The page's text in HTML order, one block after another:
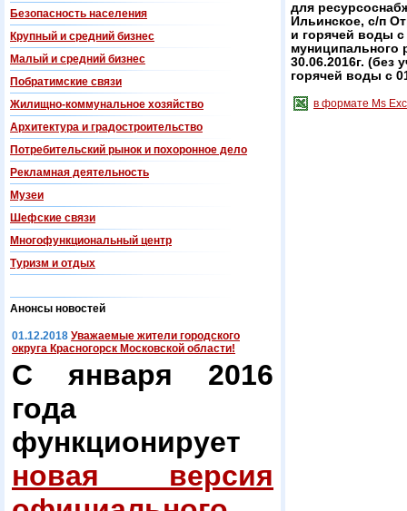
Безопасность населения
Крупный и средний бизнес
Малый и средний бизнес
Побратимские связи
Жилищно-коммунальное хозяйство
Архитектура и градостроительство
Потребительский рынок и похоронное дело
Рекламная деятельность
Музеи
Шефские связи
Многофункциональный центр
Туризм и отдых
Анонсы новостей
01.12.2018 Уважаемые жители городского
округа Красногорск Московской области!
С января 2016
года
функционирует
новая версия
для
Ильинское, с/п
и горячей воды с
муниципального
30.06.2016г. (без
горячей воды с
в формате Ms